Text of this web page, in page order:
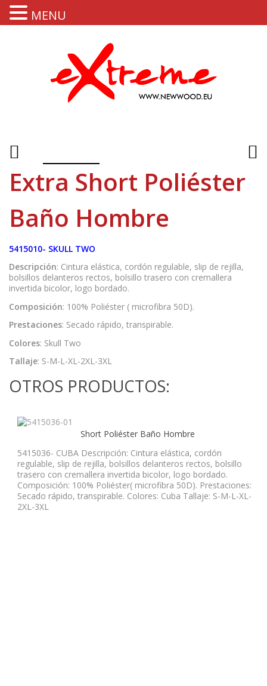
Extra Short Poliéster
Baño Hombre
5415010- SKULL TWO
Descripción: Cintura elástica, cordón regulable, slip de rejilla,
bolsillos delanteros rectos, bolsillo trasero con cremallera
invertida bicolor, logo bordado.
Composición: 100% Poliéster ( microfibra 50D).
Prestaciones: Secado rápido, transpirable.
Colores: Skull Two
Tallaje: S-M-L-XL-2XL-3XL
OTROS PRODUCTOS:
Short Poliéster Baño Hombre
5415036- CUBA Descripción: Cintura elástica, cordón
regulable, slip de rejilla, bolsillos delanteros rectos, bolsillo
trasero con cremallera invertida bicolor, logo bordado.
Composición: 100% Poliéster( microfibra 50D). Prestaciones:
Secado rápido, transpirable. Colores: Cuba Tallaje: S-M-L-XL-
2XL-3XL
MENU